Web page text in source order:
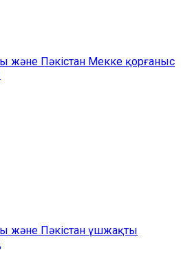
және Пәкістан Мекке қорғаныс
және Пәкістан үшжақты